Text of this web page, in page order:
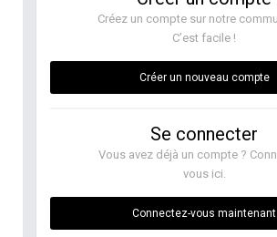
Créez un compte sur notre
C’est facile !
Créer un nouveau compte
Se connecter
Vous avez déjà un compte ?
vous ici.
Connectez-vous maintenant